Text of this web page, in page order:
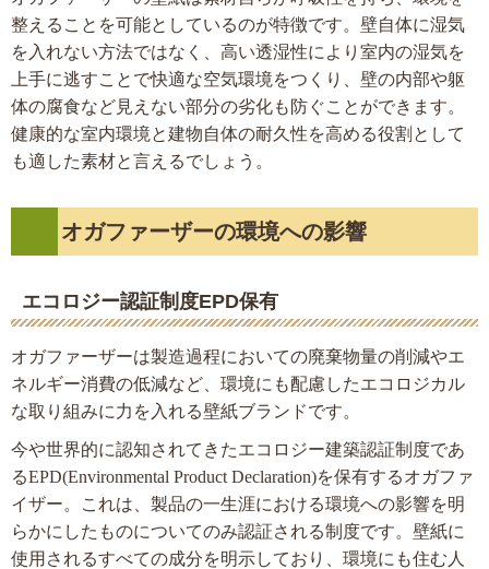
整えることを可能としているのが特徴です。壁自体に湿気
を入れない方法ではなく、高い透湿性により室内の湿気を
上手に逃すことで快適な空気環境をつくり、壁の内部や躯
体の腐食など見えない部分の劣化も防ぐことができます。
健康的な室内環境と建物自体の耐久性を高める役割として
も適した素材と言えるでしょう。
オガファーザーの環境への影響
エコロジー認証制度EPD保有
オガファーザーは製造過程においての廃棄物量の削減やエ
ネルギー消費の低減など、環境にも配慮したエコロジカル
な取り組みに力を入れる壁紙ブランドです。
今や世界的に認知されてきたエコロジー建築認証制度であ
るEPD(Environmental Product Declaration)を保有するオガファ
イザー。これは、製品の一生涯における環境への影響を明
らかにしたものについてのみ認証される制度です。壁紙に
使用されるすべての成分を明示しており、環境にも住む人